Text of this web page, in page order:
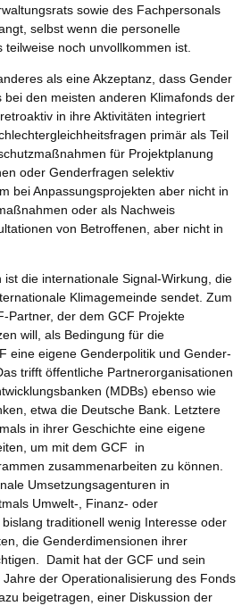
sowie des Fachpersonals
selbst wenn die personelle
noch unvollkommen ist.
als eine Akzeptanz, dass Gender
bei den meisten anderen Klimafonds der
in ihre Aktivitäten integriert
primär als Teil
für Projektplanung
oder Genderfragen selektiv
bei Anpassungsprojekten aber nicht in
oder als Nachweis
von Betroffenen, aber nicht in
ist die internationale Signal-Wirkung, die
Klimagemeinde sendet. Zum
Partner, der dem GCF Projekte
will, als Bedingung für die
eine eigene Genderpolitik und Gender-
trifft öffentliche Partnerorganisationen
(MDBs) ebenso wie
etwa die Deutsche Bank. Letztere
in ihrer Geschichte eine eigene
um mit dem GCF in
zusammenarbeiten zu können.
Umsetzungsagenturen in
Umwelt-, Finanz- oder
traditionell wenig Interesse oder
die Genderdimensionen ihrer
Damit hat der GCF und sein
der Operationalisierung des Fonds
beigetragen, einer Diskussion der